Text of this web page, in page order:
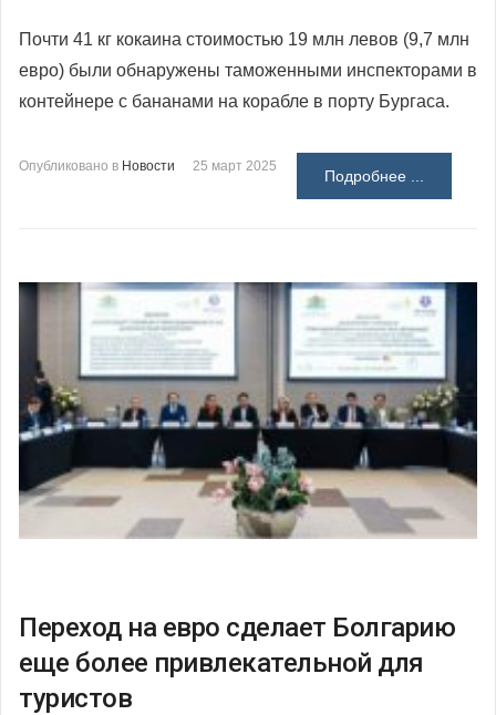
Почти 41 кг кокаина стоимостью 19 млн левов (9,7 млн
евро) были обнаружены таможенными инспекторами в
контейнере с бананами на корабле в порту Бургаса.
Опубликовано в Новости 25 март 2025
Подробнее ...
Переход на евро сделает Болгарию
еще более привлекательной для
туристов